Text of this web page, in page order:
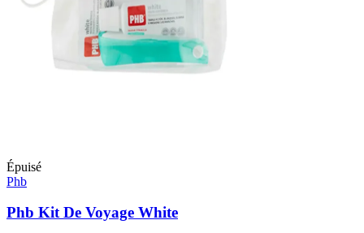
Épuisé
Phb
Phb Kit De Voyage White